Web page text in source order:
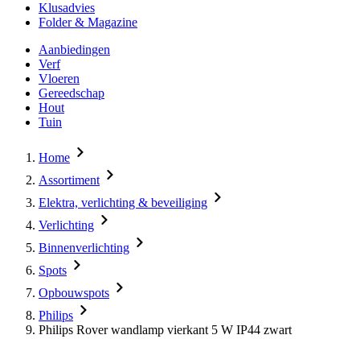
Klusadvies
Folder & Magazine
Aanbiedingen
Verf
Vloeren
Gereedschap
Hout
Tuin
Home
Assortiment
Elektra, verlichting & beveiliging
Verlichting
Binnenverlichting
Spots
Opbouwspots
Philips
Philips Rover wandlamp vierkant 5 W IP44 zwart